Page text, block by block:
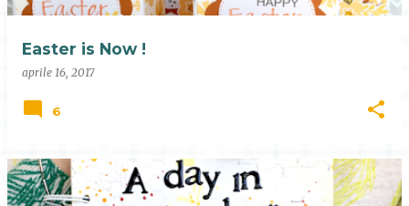
Easter is Now !
aprile 16, 2017
6